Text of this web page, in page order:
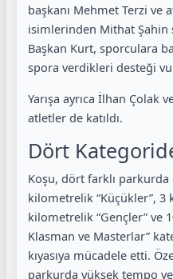
başkanı Mehmet Terzi ve
isimlerinden Mithat Şahin
Başkan Kurt, sporculara
spora verdikleri desteği
Yarışa ayrıca İlhan Çolak
atletler de katıldı.
Dört
Koşu, dört farklı
kilometrelik “Küçükler”, 3
kilometrelik “Gençler” ve
Klasman ve Masterlar”
kıyasıya mücadele etti.
parkurda yüksek tempo